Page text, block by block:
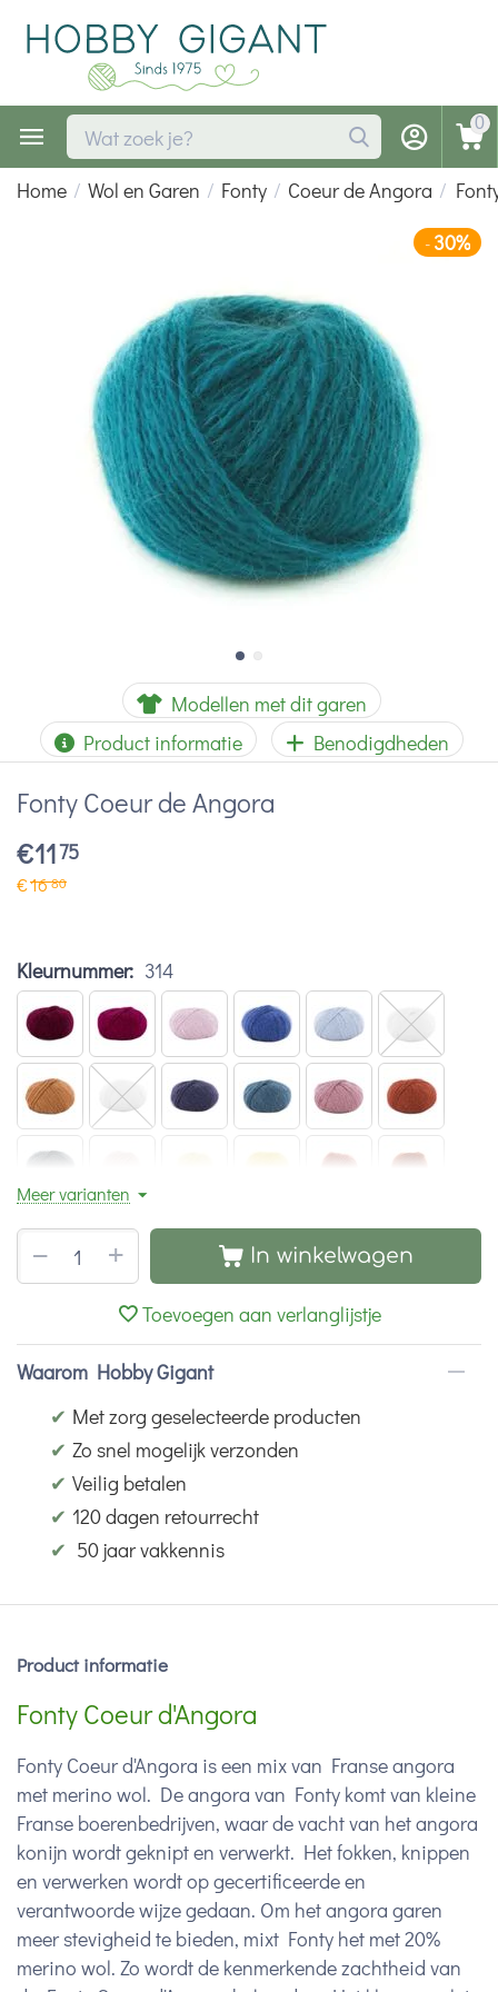
0
Home / Wol en Garen / Fonty / Coeur de Angora /
-30%
Modellen met dit garen
Product informatie
Benodigdheden
Fonty Coeur de Angora
€1175
€1680
Kleurnummer: 314
Meer varianten
+
− In winkelwagen
Toevoegen aan verlanglijstje
Waarom Hobby Gigant
✔ Met zorg geselecteerde producten
✔ Zo snel mogelijk verzonden
✔ Veilig betalen
✔ 120 dagen retourrecht
✔ 50 jaar vakkennis
Product informatie
Fonty Coeur d'Angora
Fonty Coeur d'Angora is een mix van Franse angora
met merino wol. De angora van Fonty komt van kleine
Franse boerenbedrijven, waar de vacht van het angora
konijn wordt geknipt en verwerkt. Het fokken, knippen
en verwerken wordt op gecertificeerde en
verantwoorde wijze gedaan. Om het angora garen
meer stevigheid te bieden, mixt Fonty het met 20%
merino wol. Zo wordt de kenmerkende zachtheid van